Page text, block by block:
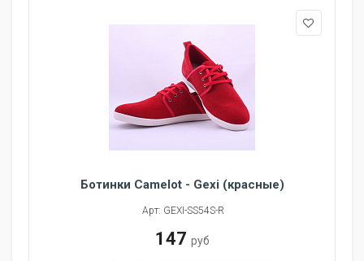
Ботинки Camelot - Gexi (красные)
Арт: GEXI-SS54S-R
147 руб